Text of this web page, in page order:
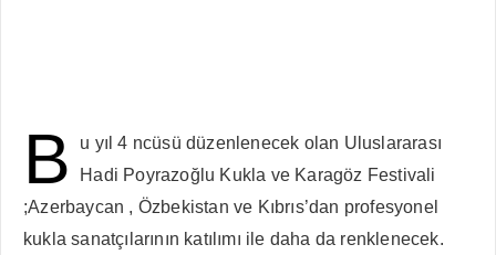
B
u yıl 4 ncüsü düzenlenecek olan Uluslararası
Hadi Poyrazoğlu Kukla ve Karagöz Festivali
;Azerbaycan , Özbekistan ve Kıbrıs’dan profesyonel
kukla sanatçılarının katılımı ile daha da renklenecek.